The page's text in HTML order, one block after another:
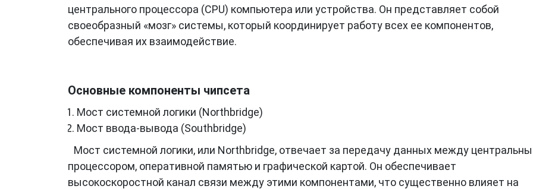
центрального процессора (CPU) компьютера или устройства. Он представляет собой
своеобразный «мозг» системы, который координирует работу всех ее компонентов,
обеспечивая их взаимодействие.
Основные компоненты чипсета
Мост системной логики (Northbridge)
Мост ввода-вывода (Southbridge)
Мост системной логики, или Northbridge, отвечает за передачу данных между
процессором, оперативной памятью и графической картой. Он обеспечивает
высокоскоростной канал связи между этими компонентами, что существенно влияет на